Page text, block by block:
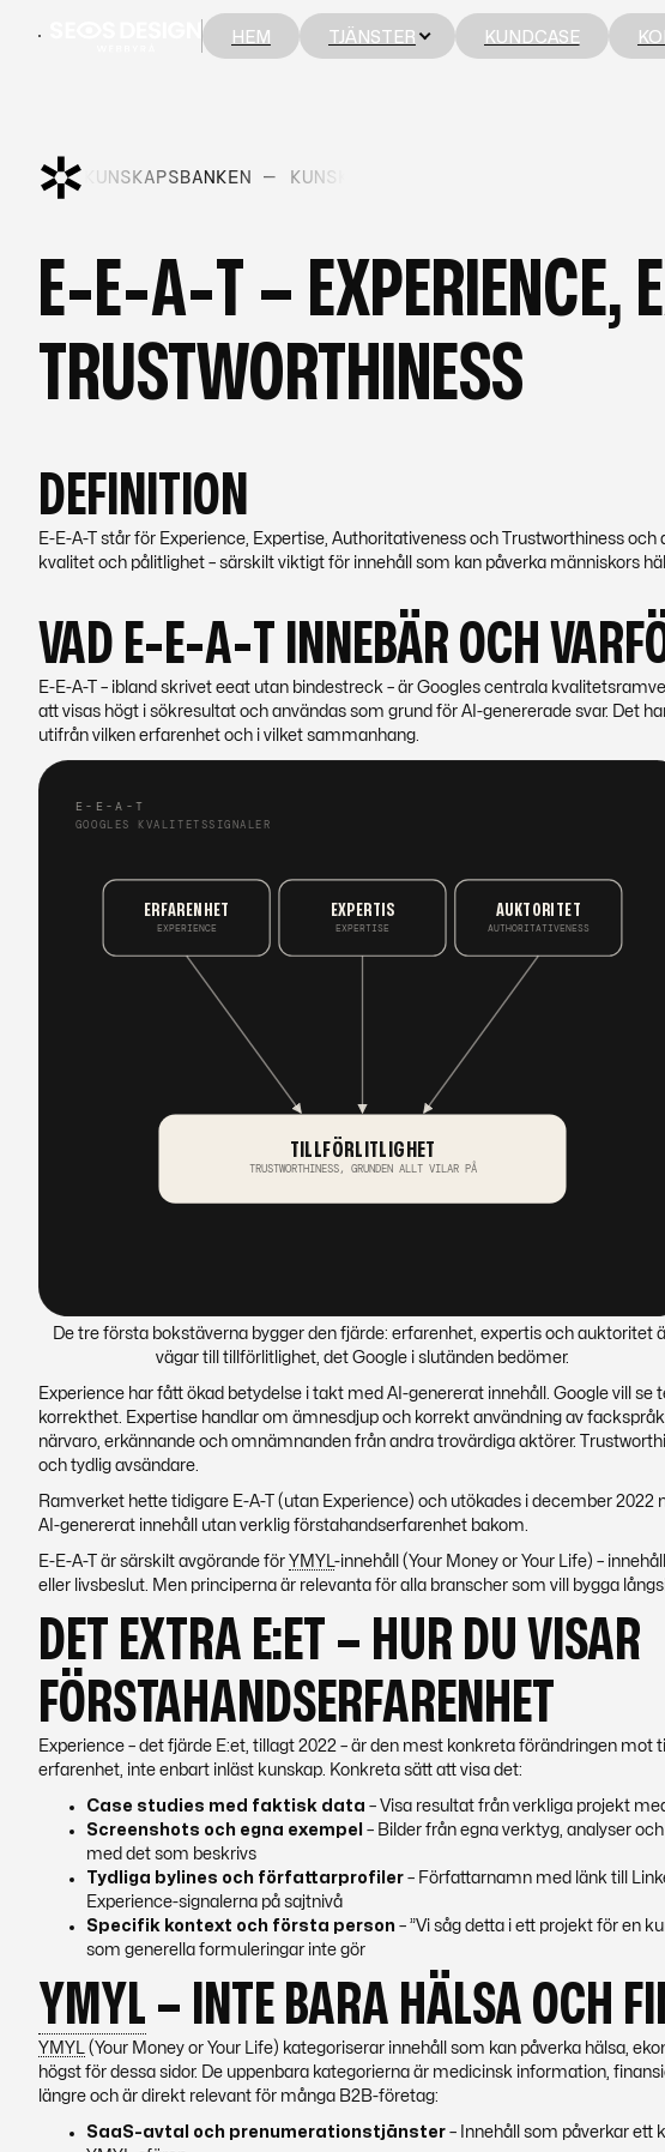
HEM
HEM
TJÄNSTER
TJÄNSTER
KUNDCASE
KUNDCASE
— KUNSKAPSBANKEN — KUNSKAPSBANKEN —
E-E-A-T – EXPERIENCE,
TRUSTWORTHINESS
DEFINITION
E-E-A-T står för Experience, Expertise, Authoritativeness och Trustworthiness
kvalitet och pålitlighet – särskilt viktigt för innehåll som kan påverka människors
VAD E-E-A-T INNEBÄR OCH
E-E-A-T – ibland skrivet eeat utan bindestreck – är Googles centrala
att visas högt i sökresultat och användas som grund för AI-genererade svar. Det
utifrån vilken erfarenhet och i vilket sammanhang
De tre första bokstäverna bygger den fjärde: erfarenhet, expertis och auktoritet
vägar till tillförlitlighet, det Google i slutänden bedömer.
Experience har fått ökad betydelse i takt med AI-genererat innehåll. Google vill
korrekthet. Expertise handlar om ämnesdjup och korrekt användning av
närvaro, erkännande och omnämnanden från andra trovärdiga aktörer.
och tydlig avsändare.
Ramverket hette tidigare E-A-T (utan Experience) och utökades i december 2022
AI-genererat innehåll utan verklig förstahandserfarenhet bakom.
E-E-A-T är särskilt avgörande för YMYL -innehåll (Your Money or Your Life) –
eller livsbeslut. Men principerna är relevanta för alla branscher som vill bygga
DET EXTRA E:ET – HUR DU VISAR
FÖRSTAHANDSERFARENHET
Experience – det fjärde E:et, tillagt 2022 – är den mest konkreta förändringen mot
erfarenhet, inte enbart inläst kunskap. Konkreta sätt att visa det:
Case studies med faktisk data – Visa resultat från verkliga projekt
Screenshots och egna exempel
– Bilder från egna verktyg, analyser
med det som beskrivs
Tydliga bylines och författarprofiler – Författarnamn med länk till
Experience-signalerna på sajtnivå
Specifik kontext och första person – ”Vi såg detta i ett projekt för en
som generella formuleringar inte gör
YMYL – INTE BARA HÄLSA OCH
YMYL
(Your Money or Your Life) kategoriserar innehåll som kan påverka hälsa,
högst för dessa sidor. De uppenbara kategorierna är medicinsk information,
längre och är direkt relevant för många B2B-företag:
SaaS-avtal och prenumerationstjänster – Innehåll som påverkar ett